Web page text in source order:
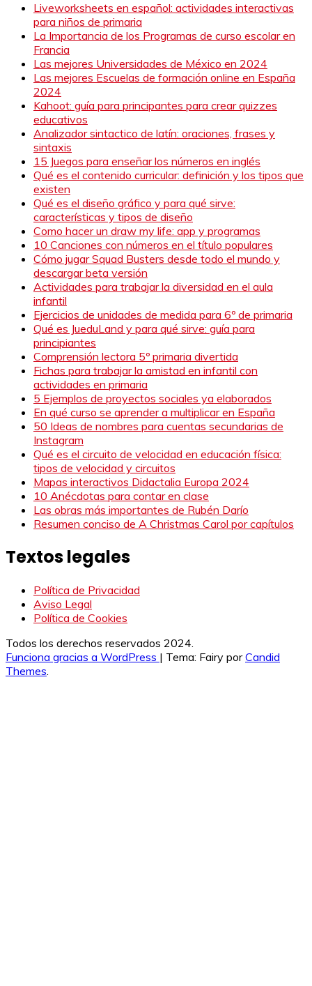
Liveworksheets en español: actividades interactivas
para niños de primaria
La Importancia de los Programas de curso escolar en
Francia
Las mejores Universidades de México en 2024
Las mejores Escuelas de formación online en España
2024
Kahoot: guía para principantes para crear quizzes
educativos
Analizador sintactico de latín: oraciones, frases y
sintaxis
15 Juegos para enseñar los números en inglés
Qué es el contenido curricular: definición y los tipos que
existen
Qué es el diseño gráfico y para qué sirve:
características y tipos de diseño
Como hacer un draw my life: app y programas
10 Canciones con números en el título populares
Cómo jugar Squad Busters desde todo el mundo y
descargar beta versión
Actividades para trabajar la diversidad en el aula
infantil
Ejercicios de unidades de medida para 6º de primaria
Qué es JueduLand y para qué sirve: guía para
principiantes
Comprensión lectora 5º primaria divertida
Fichas para trabajar la amistad en infantil con
actividades en primaria
5 Ejemplos de proyectos sociales ya elaborados
En qué curso se aprender a multiplicar en España
50 Ideas de nombres para cuentas secundarias de
Instagram
Qué es el circuito de velocidad en educación física:
tipos de velocidad y circuitos
Mapas interactivos Didactalia Europa 2024
10 Anécdotas para contar en clase
Las obras más importantes de Rubén Darío
Resumen conciso de A Christmas Carol por capítulos
Textos legales
Política de Privacidad
Aviso Legal
Política de Cookies
Todos los derechos reservados 2024.
Funciona gracias a WordPress | Tema: Fairy porCandid
Themes.